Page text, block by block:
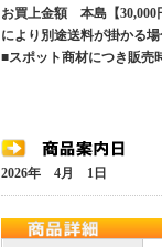
お買上金額 本島【30,000
により別途送料が掛か
■スポット商材につき販売
2026年 4月 1日